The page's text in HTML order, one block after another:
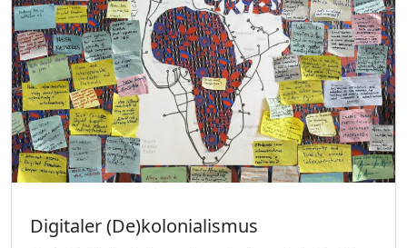
Digitaler (De)kolonialismus